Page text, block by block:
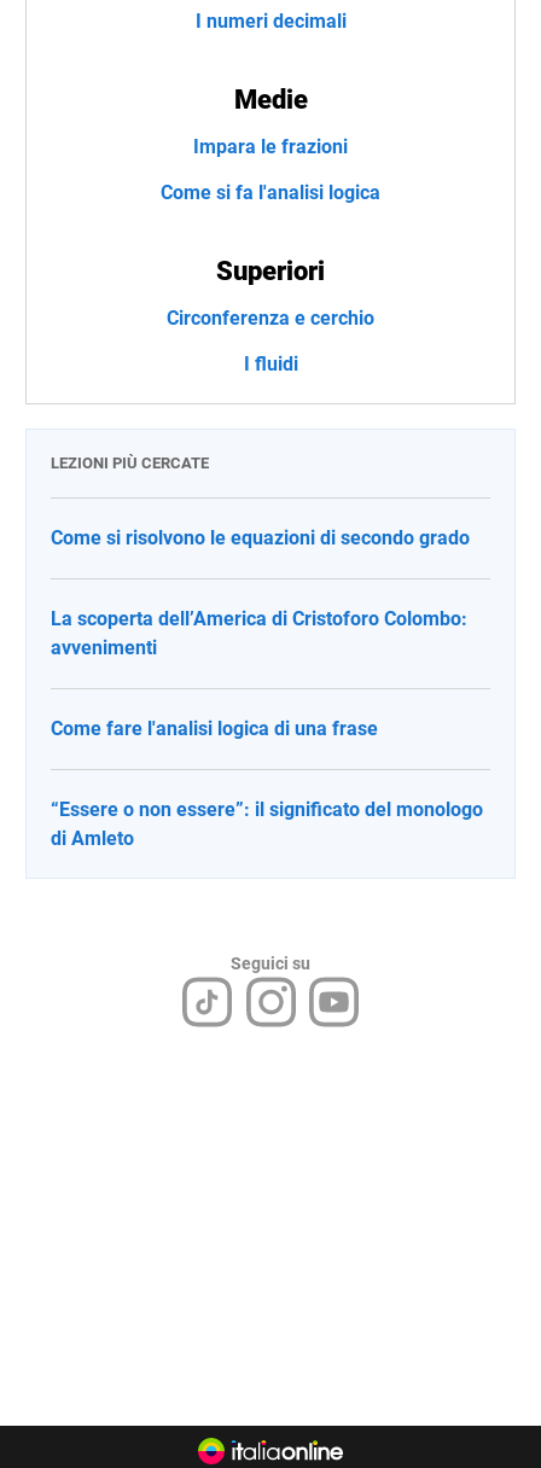
I numeri decimali
Medie
Impara le frazioni
Come si fa l'analisi logica
Superiori
Circonferenza e cerchio
I fluidi
LEZIONI PIÙ CERCATE
Come si risolvono le equazioni di secondo grado
La scoperta dell’America di Cristoforo Colombo:
avvenimenti
Come fare l'analisi logica di una frase
“Essere o non essere”: il significato del monologo
di Amleto
Seguici su